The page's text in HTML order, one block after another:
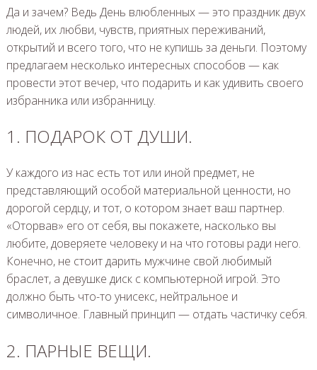
Да и зачем? Ведь День влюбленных — это праздник двух
людей, их любви, чувств, приятных переживаний,
открытий и всего того, что не купишь за деньги. Поэтому
предлагаем несколько интересных способов — как
провести этот вечер, что подарить и как удивить своего
избранника или избранницу.
1. ПОДАРОК ОТ ДУШИ.
У каждого из нас есть тот или иной предмет, не
представляющий особой материальной ценности, но
дорогой сердцу, и тот, о котором знает ваш партнер.
«Оторвав» его от себя, вы покажете, насколько вы
любите, доверяете человеку и на что готовы ради него.
Конечно, не стоит дарить мужчине свой любимый
браслет, а девушке диск с компьютерной игрой. Это
должно быть что-то унисекс, нейтральное и
символичное. Главный принцип — отдать частичку себя.
2. ПАРНЫЕ ВЕЩИ.